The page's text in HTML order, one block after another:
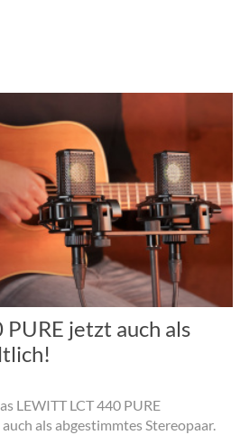
PURE jetzt auch als
LEWITT LCT 440 PURE
als abgestimmtes Stereopaar.